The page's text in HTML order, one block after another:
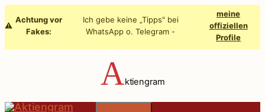
Inhalt
⚠️
Achtung vor
Fakes:
Ich gebe keine „Tipps" bei
WhatsApp o. Telegram -
meine
offiziellen
Profile
Aktiengram